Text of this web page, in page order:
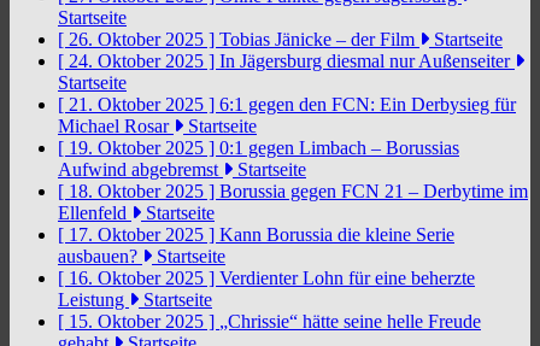
Startseite
[ 26. Oktober 2025 ] Tobias Jänicke – der Film
Startseite
[ 24. Oktober 2025 ] In Jägersburg diesmal nur Außenseiter
Startseite
[ 21. Oktober 2025 ] 6:1 gegen den FCN: Ein Derbysieg für
Michael Rosar
Startseite
[ 19. Oktober 2025 ] 0:1 gegen Limbach – Borussias
Aufwind abgebremst
Startseite
[ 18. Oktober 2025 ] Borussia gegen FCN 21 – Derbytime im
Ellenfeld
Startseite
[ 17. Oktober 2025 ] Kann Borussia die kleine Serie
ausbauen?
Startseite
[ 16. Oktober 2025 ] Verdienter Lohn für eine beherzte
Leistung
Startseite
[ 15. Oktober 2025 ] „Chrissie“ hätte seine helle Freude